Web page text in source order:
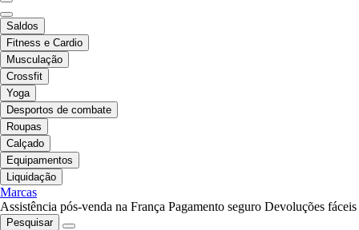
Saldos
Fitness e Cardio
Musculação
Crossfit
Yoga
Desportos de combate
Roupas
Calçado
Equipamentos
Liquidação
Marcas
Assistência pós-venda na França Pagamento seguro Devoluções fáceis
Pesquisar